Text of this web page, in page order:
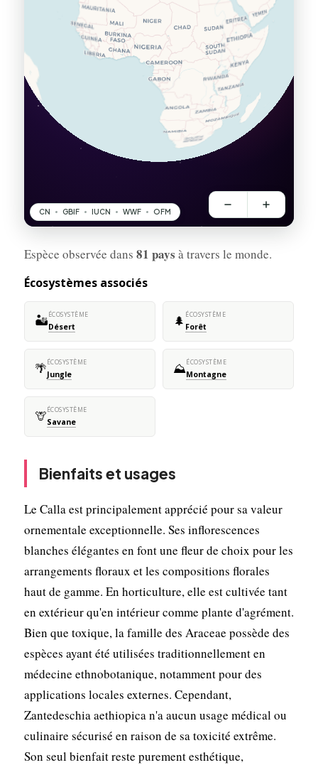
Espèce observée dans 81 pays à travers le monde.
Écosystèmes associés
🏜️ÉCOSYSTÈME
Désert 🌲 ÉCOSYSTÈME
Forêt
🌴ÉCOSYSTÈME
Jungle ⛰️ÉCOSYSTÈME
Montagne
🦒ÉCOSYSTÈME
Savane
Bienfaits et usages
Le Calla est principalement apprécié pour sa valeur
ornementale exceptionnelle. Ses inflorescences
blanches élégantes en font une fleur de choix pour les
arrangements floraux et les compositions florales
haut de gamme. En horticulture, elle est cultivée tant
en extérieur qu'en intérieur comme plante d'agrément.
Bien que toxique, la famille des Araceae possède des
espèces ayant été utilisées traditionnellement en
médecine ethnobotanique, notamment pour des
applications locales externes. Cependant,
Zantedeschia aethiopica n'a aucun usage médical ou
culinaire sécurisé en raison de sa toxicité extrême.
Son seul bienfait reste purement esthétique,